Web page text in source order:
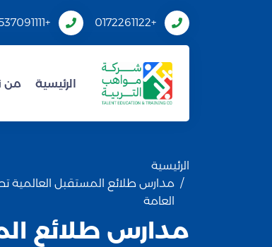
+0172261122
+966537091111
الرئيسية من
الرئيسية
مدارس طلائع المستقبل العالمية
العامة
مدارس طلائع